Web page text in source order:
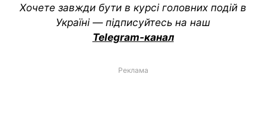
Хочете завжди бути в курсі головних подій в
Україні — підписуйтесь на наш
Telegram-канал
Реклама